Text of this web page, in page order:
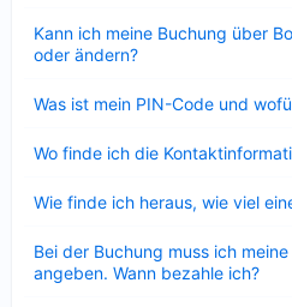
Kann ich meine Buchung über
oder ändern?
Was ist mein PIN-Code und
Wo finde ich die
Wie finde ich heraus, wie viel
Bei der Buchung muss ich
angeben. Wann bezahle ich?